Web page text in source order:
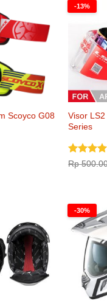
Scoyco G08
-13%
Visor
Series
Dinilai5
Rp
-30%